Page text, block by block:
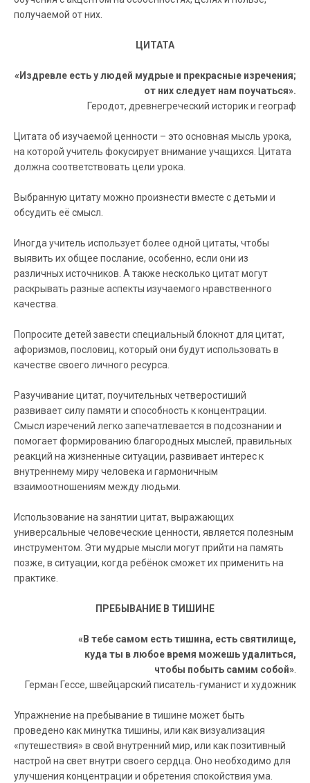
получаемой от них.
ЦИТАТА
«Издревле есть у людей мудрые и прекрасные изречения;
от них следует нам поучаться».
Геродот, древнегреческий историк и географ
Цитата об изучаемой ценности – это основная мысль урока,
на которой учитель фокусирует внимание учащихся. Цитата
должна соответствовать цели урока.
Выбранную цитату можно произнести вместе с детьми и
обсудить её смысл.
Иногда учитель использует более одной цитаты, чтобы
выявить их общее послание, особенно, если они из
различных источников. А также несколько цитат могут
раскрывать разные аспекты изучаемого нравственного
качества.
Попросите детей завести специальный блокнот для цитат,
афоризмов, пословиц, который они будут использовать в
качестве своего личного ресурса.
Разучивание цитат, поучительных четверостиший
развивает силу памяти и способность к концентрации.
Смысл изречений легко запечатлевается в подсознании и
помогает формированию благородных мыслей, правильных
реакций на жизненные ситуации, развивает интерес к
внутреннему миру человека и гармоничным
взаимоотношениям между людьми.
Использование на занятии цитат, выражающих
универсальные человеческие ценности, является полезным
инструментом. Эти мудрые мысли могут прийти на память
позже, в ситуации, когда ребёнок сможет их применить на
практике.
ПРЕБЫВАНИЕ В ТИШИНЕ
«В тебе самом есть тишина, есть святилище,
куда ты в любое время можешь удалиться,
чтобы побыть самим собой»
Герман Гессе, швейцарский писатель-гуманист и художник
Упражнение на пребывание в тишине может быть
проведено как минутка тишины, или как визуализация
«путешествия» в свой внутренний мир, или как позитивный
настрой на свет внутри своего сердца. Оно необходимо для
улучшения концентрации и обретения спокойствия ума.